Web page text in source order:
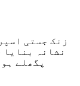
زنک جستی
نشانہ بنایا
پگھلے